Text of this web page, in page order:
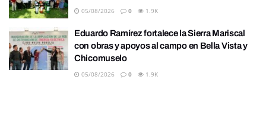
05/08/2026 0 1.9K
Eduardo Ramírez fortalece la Sierra Mariscal
con obras y apoyos al campo en Bella Vista y
Chicomuselo
05/08/2026 0 1.9K